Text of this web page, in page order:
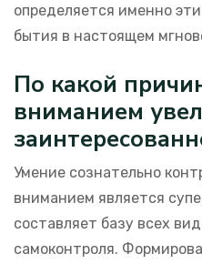
определяется именно
бытия в настоящем
По какой
вниманием
Умение сознательно
вниманием является
составляет базу всех
самоконтроля.